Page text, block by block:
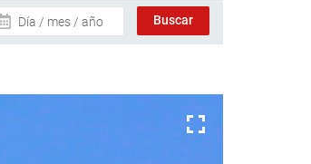
Día / mes / año